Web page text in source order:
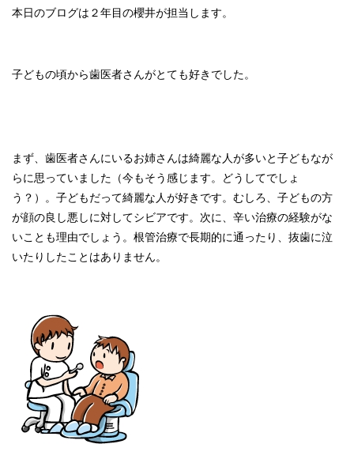
本日のブログは２年目の櫻井が担当します。
子どもの頃から歯医者さんがとても好きでした。
まず、歯医者さんにいるお姉さんは綺麗な人が多いと子どもなが
らに思っていました（今もそう感じます。どうしてでしょ
う？）。子どもだって綺麗な人が好きです。むしろ、子どもの方
が顔の良し悪しに対してシビアです。次に、辛い治療の経験がな
いことも理由でしょう。根管治療で長期的に通ったり、抜歯に泣
いたりしたことはありません。